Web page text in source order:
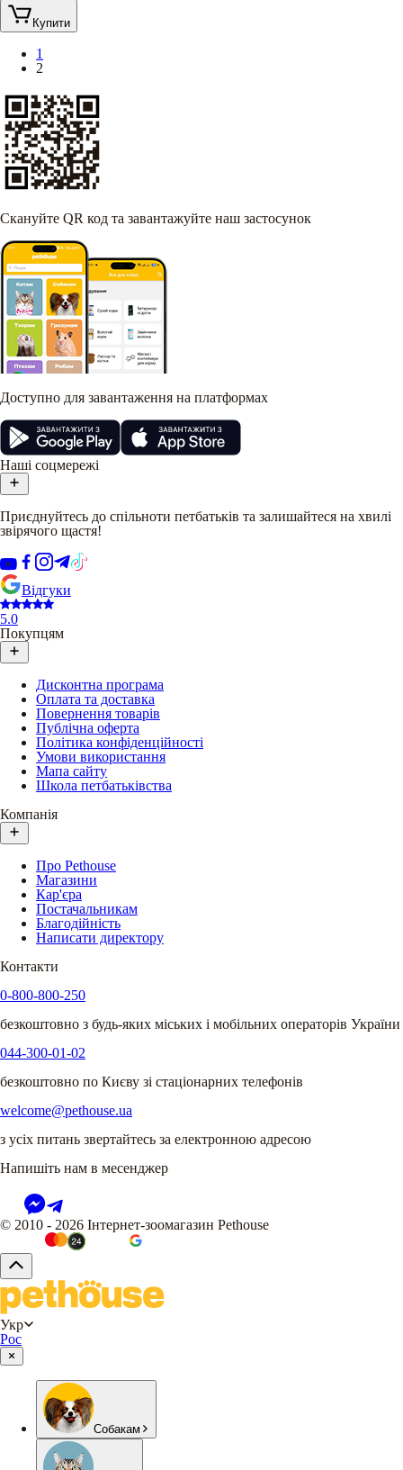
Купити
1
2
Скануйте QR код та завантажуйте наш застосунок
Доступно для завантаження на платформах
Наші соцмережі
Приєднуйтесь до спільноти петбатьків та залишайтеся на хвилі
звірячого щастя!
Відгуки
5.0
Покупцям
Дисконтна програма
Оплата та доставка
Повернення товарів
Публічна оферта
Політика конфіденційності
Умови використання
Мапа сайту
Школа петбатьківства
Компанія
Про Pethouse
Магазини
Кар'єра
Постачальникам
Благодійність
Написати директору
Контакти
0-800-800-250
безкоштовно з будь-яких міських і мобільних операторів України
044-300-01-02
безкоштовно по Києву зі стаціонарних телефонів
welcome@pethouse.ua
з усіх питань звертайтесь за електронною адресою
Напишіть нам в месенджер
© 2010 - 2026 Інтернет-зоомагазин Pethouse
Укр
Рос
Собакам